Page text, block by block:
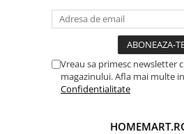
Vreau sa primesc newsletter
magazinului. Afla mai multe in
Confidentialitate